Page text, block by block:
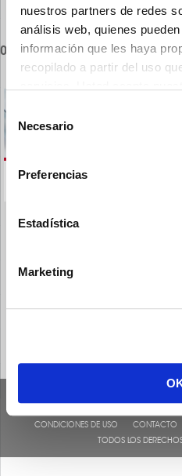
nuestros partners de redes
análisis web, quienes
información que les haya
recopilado a partir del uso
Selección
consentimiento
Necesario
Preferencias
Estadística
Marketing
Publicado19 junio, 2017
CONDICIONES DE USO CONTACTO
TODOS LOS